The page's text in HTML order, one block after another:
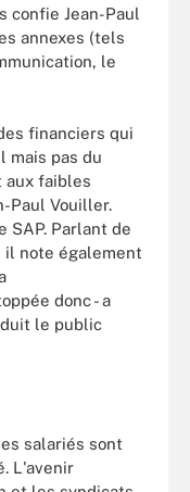
confie Jean-Paul
annexes (tels
le
financiers qui
mais pas du
aux faibles
Paul Vouiller.
SAP. Parlant de
il note également
donc - a
le public
salariés sont
L'avenir